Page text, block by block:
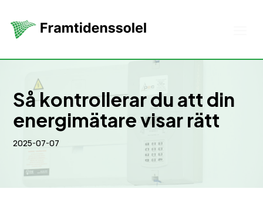
Så kontrollerar du att din
energimätare visar rätt
2025-07-07